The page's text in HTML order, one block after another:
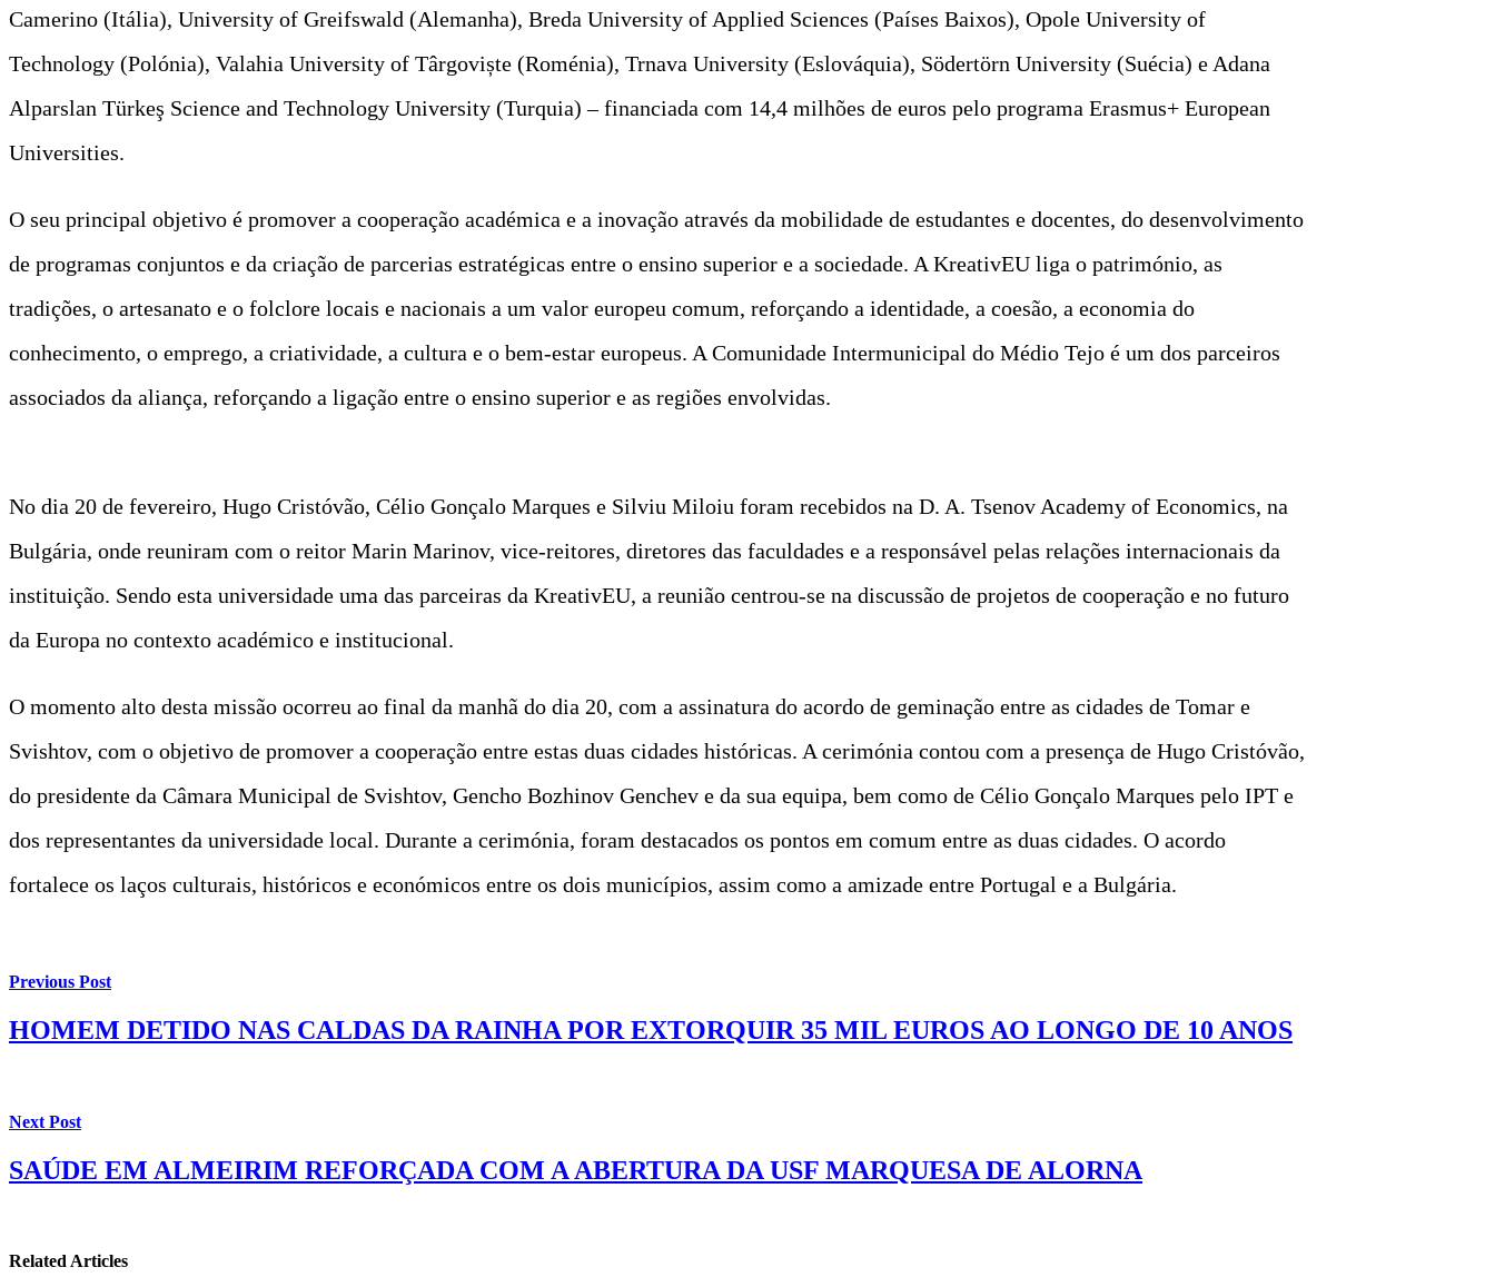
Camerino (Itália), University of Greifswald (Alemanha), Breda University of Applied Sciences (Países Baixos), Opole University of
Technology (Polónia), Valahia University of Târgoviște (Roménia), Trnava University (Eslováquia), Södertörn University (Suécia) e Adana
Alparslan Türkeş Science and Technology University (Turquia) – financiada com 14,4 milhões de euros pelo programa Erasmus+ European
Universities.
O seu principal objetivo é promover a cooperação académica e a inovação através da mobilidade de estudantes e docentes, do desenvolvimento
de programas conjuntos e da criação de parcerias estratégicas entre o ensino superior e a sociedade. A KreativEU liga o património, as
tradições, o artesanato e o folclore locais e nacionais a um valor europeu comum, reforçando a identidade, a coesão, a economia do
conhecimento, o emprego, a criatividade, a cultura e o bem-estar europeus. A Comunidade Intermunicipal do Médio Tejo é um dos parceiros
associados da aliança, reforçando a ligação entre o ensino superior e as regiões envolvidas.
No dia 20 de fevereiro, Hugo Cristóvão, Célio Gonçalo Marques e Silviu Miloiu foram recebidos na D. A. Tsenov Academy of Economics, na
Bulgária, onde reuniram com o reitor Marin Marinov, vice-reitores, diretores das faculdades e a responsável pelas relações internacionais da
instituição. Sendo esta universidade uma das parceiras da KreativEU, a reunião centrou-se na discussão de projetos de cooperação e no futuro
da Europa no contexto académico e institucional.
O momento alto desta missão ocorreu ao final da manhã do dia 20, com a assinatura do acordo de geminação entre as cidades de Tomar e
Svishtov, com o objetivo de promover a cooperação entre estas duas cidades históricas. A cerimónia contou com a presença de Hugo Cristóvão,
do presidente da Câmara Municipal de Svishtov, Gencho Bozhinov Genchev e da sua equipa, bem como de Célio Gonçalo Marques pelo IPT e
dos representantes da universidade local. Durante a cerimónia, foram destacados os pontos em comum entre as duas cidades. O acordo
fortalece os laços culturais, históricos e económicos entre os dois municípios, assim como a amizade entre Portugal e a Bulgária.
Previous Post
HOMEM DETIDO NAS CALDAS DA RAINHA POR EXTORQUIR 35 MIL EUROS AO LONGO DE 10 ANOS
Next Post
SAÚDE EM ALMEIRIM REFORÇADA COM A ABERTURA DA USF MARQUESA DE ALORNA
Related Articles